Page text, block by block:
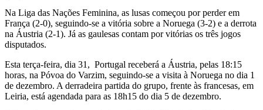
Na Liga das Nações Feminina, as lusas começou por perder em
França (2-0), seguindo-se a vitória sobre a Noruega (3-2) e a derrota
na Áustria (2-1). Já as gaulesas contam por vitórias os três jogos
disputados.
Esta terça-feira, dia 31, Portugal receberá a Áustria, pelas 18:15
horas, na Póvoa do Varzim, seguindo-se a visita à Noruega no dia 1
de dezembro. A derradeira partida do grupo, frente às francesas, em
Leiria, está agendada para as 18h15 do dia 5 de dezembro.